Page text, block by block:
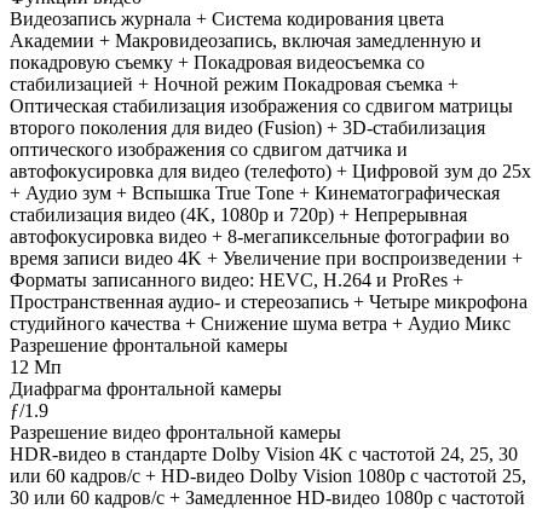
Видеозапись журнала + Система кодирования цвета
Академии + Макровидеозапись, включая замедленную и
покадровую съемку + Покадровая видеосъемка со
стабилизацией + Ночной режим Покадровая съемка +
Оптическая стабилизация изображения со сдвигом матрицы
второго поколения для видео (Fusion) + 3D-стабилизация
оптического изображения со сдвигом датчика и
автофокусировка для видео (телефото) + Цифровой зум до 25x
+ Аудио зум + Вспышка True Tone + Кинематографическая
стабилизация видео (4K, 1080p и 720p) + Непрерывная
автофокусировка видео + 8-мегапиксельные фотографии во
время записи видео 4K + Увеличение при воспроизведении +
Форматы записанного видео: HEVC, H.264 и ProRes +
Пространственная аудио- и стереозапись + Четыре микрофона
студийного качества + Снижение шума ветра + Аудио Микс
Разрешение фронтальной камеры
12 Мп
Диафрагма фронтальной камеры
ƒ/1.9
Разрешение видео фронтальной камеры
HDR‑видео в стандарте Dolby Vision 4K с частотой 24, 25, 30
или 60 кадров/ с + HD-видео Dolby Vision 1080p с частотой 25,
30 или 60 кадров/ с + Замедленное HD-видео 1080р c частотой